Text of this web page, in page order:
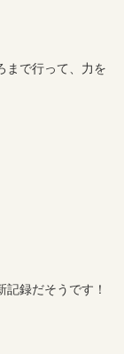
まで行って、力を
録だそうです！